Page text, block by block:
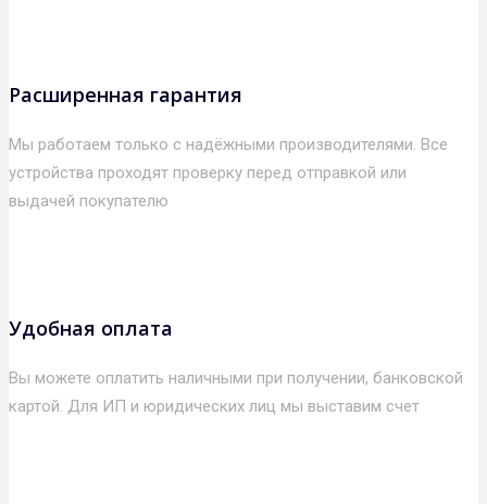
Расширенная гарантия
Мы работаем только с надёжными производителями. Все
устройства проходят проверку перед отправкой или
выдачей покупателю
Удобная оплата
Вы можете оплатить наличными при получении, банковской
картой. Для ИП и юридических лиц мы выставим счет